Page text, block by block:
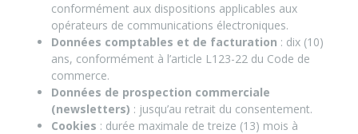
conformément aux dispositions applicables aux
opérateurs de communications électroniques.
Données comptables et de facturation : dix (10)
ans, conformément à l’article L123-22 du Code de
commerce.
Données de prospection commerciale
(newsletters) : jusqu’au retrait du consentement.
Cookies : durée maximale de treize (13) mois à